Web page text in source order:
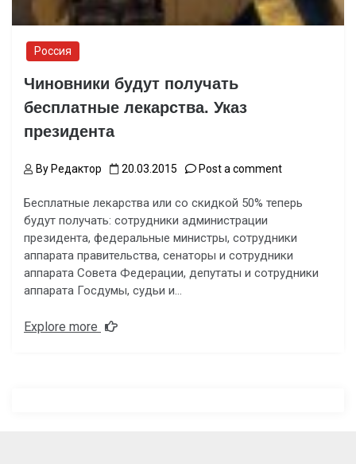
Россия
Чиновники будут получать
бесплатные лекарства. Указ
президента
By Редактор 20.03.2015 Post a comment
Бесплатные лекарства или со скидкой 50% теперь
будут получать: сотрудники администрации
президента, федеральные министры, сотрудники
аппарата правительства, сенаторы и сотрудники
аппарата Совета Федерации, депутаты и сотрудники
аппарата Госдумы, судьи и…
Explore more